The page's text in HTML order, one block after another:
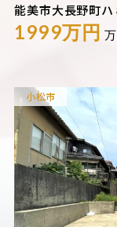
能美市大長野町ハ
1999万円
小松市